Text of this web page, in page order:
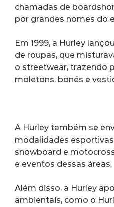
chamadas de
por grandes nomes do
Em 1999, a Hurley
de roupas, que
o streetwear, trazendo
moletons, bonés e
A Hurley também se
modalidades
snowboard e
e eventos dessas áreas.
Além disso, a Hurley
ambientais, como o